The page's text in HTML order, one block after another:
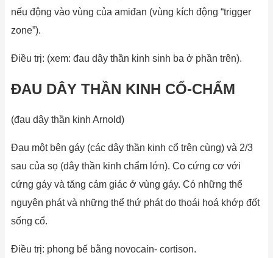
nếu động vào vùng của amiđan (vùng kích động “trigger
zone”).
Điều trị: (xem: đau dây thần kinh sinh ba ở phần trên).
ĐAU DÂY THẦN KINH CỔ-CHẨM
(đau dây thần kinh Arnold)
Đau một bên gáy (các dây thần kinh cổ trên cùng) và 2/3
sau của sọ (dây thần kinh chẩm lớn). Co cứng cơ với
cứng gáy và tăng cảm giác ở vùng gáy. Có những thể
nguyên phát và những thể thứ phát do thoái hoá khớp đốt
sống cổ.
Điều trị: phong bế bằng novocain- cortison.